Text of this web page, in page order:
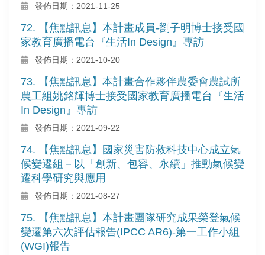
發佈日期：2021-11-25
72. 【焦點訊息】本計畫成員-劉子明博士接受國
家教育廣播電台『生活In Design』專訪
發佈日期：2021-10-20
73. 【焦點訊息】本計畫合作夥伴農委會農試所
農工組姚銘輝博士接受國家教育廣播電台『生活
In Design』專訪
發佈日期：2021-09-22
74. 【焦點訊息】國家災害防救科技中心成立氣
候變遷組－以「創新、包容、永續」推動氣候變
遷科學研究與應用
發佈日期：2021-08-27
75. 【焦點訊息】本計畫團隊研究成果榮登氣候
變遷第六次評估報告(IPCC AR6)-第一工作小組
(WGI)報告